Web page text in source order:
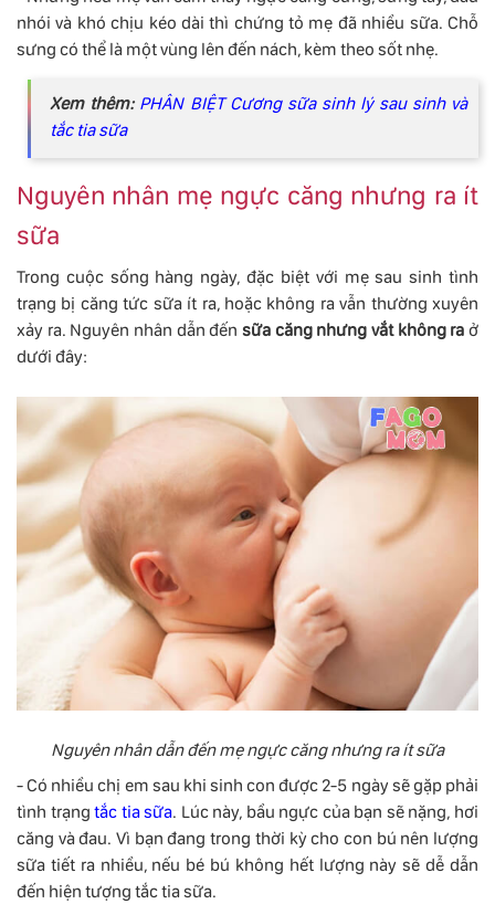
nhói và khó chịu kéo dài thì chứng tỏ mẹ đã nhiều sữa. Chỗ
sưng có thể là một vùng lên đến nách, kèm theo sốt nhẹ.
Xem thêm: PHÂN BIỆT Cương sữa sinh lý sau sinh và
tắc tia sữa
Nguyên nhân mẹ ngực căng nhưng ra ít
sữa
Trong cuộc sống hàng ngày, đặc biệt với mẹ sau sinh tình
trạng bị căng tức sữa ít ra, hoặc không ra vẫn thường xuyên
xảy ra. Nguyên nhân dẫn đến sữa căng nhưng vắt không ra ở
dưới đây:
Nguyên nhân dẫn đến mẹ ngực căng nhưng ra ít sữa
- Có nhiều chị em sau khi sinh con được 2-5 ngày sẽ gặp phải
tình trạngtắc tia sữa. Lúc này, bầu ngực của bạn sẽ nặng, hơi
căng và đau. Vì bạn đang trong thời kỳ cho con bú nên lượng
sữa tiết ra nhiều, nếu bé bú không hết lượng này sẽ dễ dẫn
đến hiện tượng tắc tia sữa.